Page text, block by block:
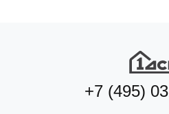
+7 (495)